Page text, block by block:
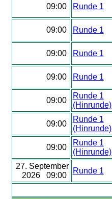
09:00 Runde 1
09:00 Runde 1
09:00 Runde 1
09:00 Runde 1
09:00
Runde 1
(Hinrunde)
09:00
Runde 1
(Hinrunde)
09:00
Runde 1
(Hinrunde)
27. September
2026 09:00
Runde 1